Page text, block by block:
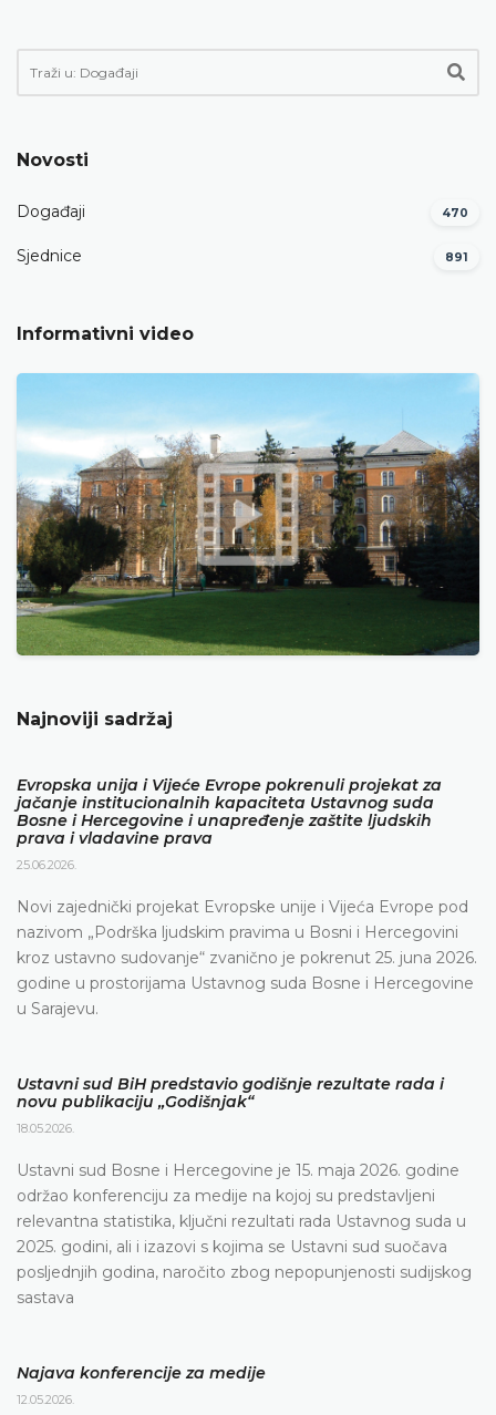
Novosti
Događaji 470
Sjednice 891
Informativni video
Najnoviji sadržaj
Evropska unija i Vijeće Evrope pokrenuli projekat za
jačanje institucionalnih kapaciteta Ustavnog suda
Bosne i Hercegovine i unapređenje zaštite ljudskih
prava i vladavine prava
25.06.2026.
Novi zajednički projekat Evropske unije i Vijeća Evrope pod
nazivom „Podrška ljudskim pravima u Bosni i Hercegovini
kroz ustavno sudovanje“ zvanično je pokrenut 25. juna 2026.
godine u prostorijama Ustavnog suda Bosne i Hercegovine
u Sarajevu.
Ustavni sud BiH predstavio godišnje rezultate rada i
novu publikaciju „Godišnjak“
18.05.2026.
Ustavni sud Bosne i Hercegovine je 15. maja 2026. godine
održao konferenciju za medije na kojoj su predstavljeni
relevantna statistika, ključni rezultati rada Ustavnog suda u
2025. godini, ali i izazovi s kojima se Ustavni sud suočava
posljednjih godina, naročito zbog nepopunjenosti sudijskog
sastava
Najava konferencije za medije
12.05.2026.